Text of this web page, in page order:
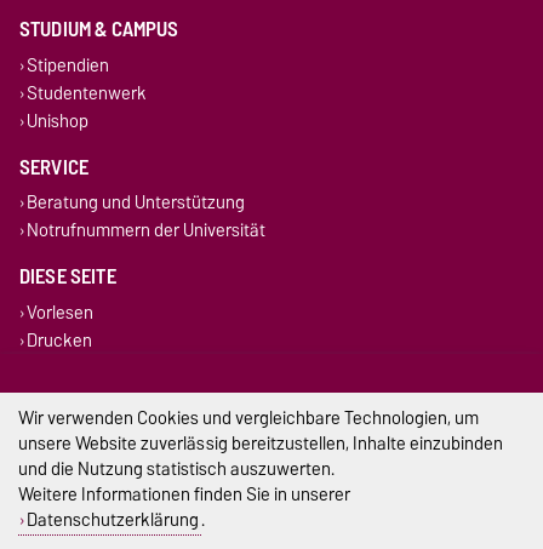
STUDIUM & CAMPUS
Stipendien
Studentenwerk
Unishop
SERVICE
Beratung und Unterstützung
Notrufnummern der Universität
DIESE SEITE
Vorlesen
Drucken
Impressum
Datenschutz
Wir verwenden Cookies und vergleichbare Technologien, um
unsere Website zuverlässig bereitzustellen, Inhalte einzubinden
und die Nutzung statistisch auszuwerten.
Weitere Informationen finden Sie in unserer
Datenschutzerklärung.